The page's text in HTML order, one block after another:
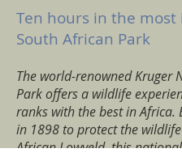
Ten hours in the most
South African Park
The world-renowned Kruger
Park offers a wildlife
ranks with the best in Africa.
in 1898 to protect the
African Lowveld, this